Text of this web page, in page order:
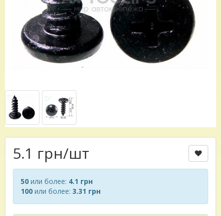
5.1 грн/шт
50 или более: 4.1 грн
100 или более: 3.31 грн